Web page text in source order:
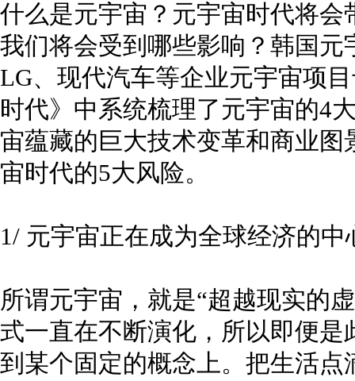
什么是元宇宙？元宇宙时代将
我们将会受到哪些影响？韩国
LG、现代汽车等企业元宇宙项
时代》中系统梳理了元宇宙的4
宙蕴藏的巨大技术变革和商业
宙时代的5大风险。
1/ 元宇宙正在成为全球经济的中
所谓元宇宙，就是“超越现实的
式一直在不断演化，所以即便
到某个固定的概念上。把生活点